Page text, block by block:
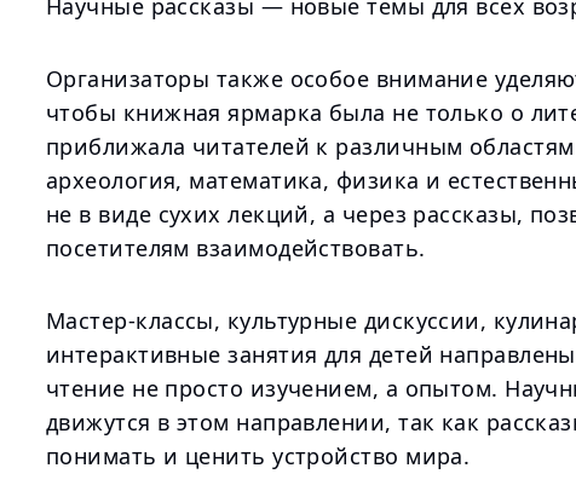
Научные рассказы — новые темы для всех
Организаторы также особое внимание
чтобы книжная ярмарка была не только о
приближала читателей к различным
археология, математика, физика и
не в виде сухих лекций, а через рассказы,
посетителям взаимодействовать.
Мастер-классы, культурные дискуссии,
интерактивные занятия для детей
чтение не просто изучением, а опытом.
движутся в этом направлении, так как
понимать и ценить устройство мира.